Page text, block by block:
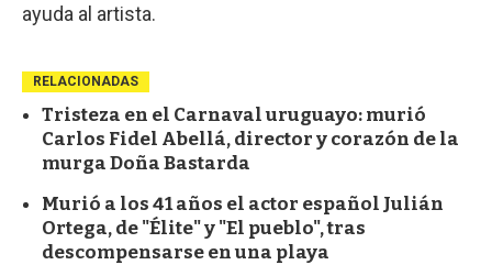
ayuda al artista.
RELACIONADAS
Tristeza en el Carnaval uruguayo: murió
Carlos Fidel Abellá, director y corazón de la
murga Doña Bastarda
Murió a los 41 años el actor español Julián
Ortega, de "Élite" y "El pueblo", tras
descompensarse en una playa